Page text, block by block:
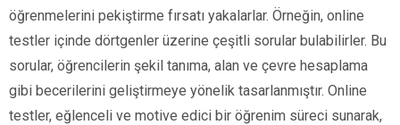
öğrenmelerini pekiştirme fırsatı yakalarlar. Örneğin, online
testler içinde dörtgenler üzerine çeşitli sorular bulabilirler. Bu
sorular, öğrencilerin şekil tanıma, alan ve çevre hesaplama
gibi becerilerini geliştirmeye yönelik tasarlanmıştır. Online
testler, eğlenceli ve motive edici bir öğrenim süreci sunarak,